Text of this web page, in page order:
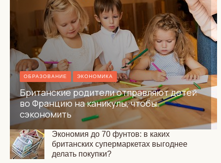
ОБРАЗОВАНИЕ ЭКОНОМИКА
Британские родители отправляют детей
во Францию на каникулы, чтобы
сэкономить
Экономия до 70 фунтов: в каких
британских супермаркетах выгоднее
делать покупки?